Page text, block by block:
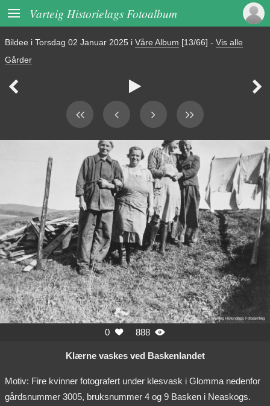
 Varteig Historielags Fotoalbum
Bildee i Torsdag 02 Januar 2025 i Våre Album [13/66] - Vis alle
Gårder
  
0  888 
Klærne vaskes ved Baskenlandet
Motiv: Fire kvinner fotografert under klesvask i Glomma nedenfor
gårdsnummer 3005, bruksnummer 4 og 9 Basken i Neaskogs.